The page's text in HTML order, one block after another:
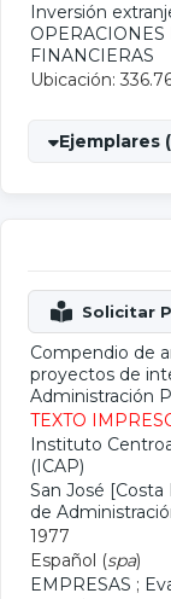
Inversión
OPERACIONES
FINANCIERAS
Ubicación:
Ejemplares
Compendio de
proyectos de
Administración
TEXTO
Instituto
(ICAP)
San José
de
1977
Español (spa)
EMPRESAS ;